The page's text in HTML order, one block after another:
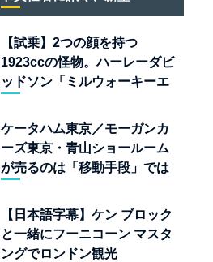
「BULLET 650」と“時間の
質”を愛する理由
【試乗】2つの顔を持つ
1923ccの怪物。ハーレーダビ
ッドソン「ミルウォーキーエ
ケータハム東京／モーガンカ
ーズ東京・青山ショールーム
が売るのは「移動手段」では
【日本語字幕】ケン ブロック
と一緒にフーニコーン マスタ
ングでロンドン観光